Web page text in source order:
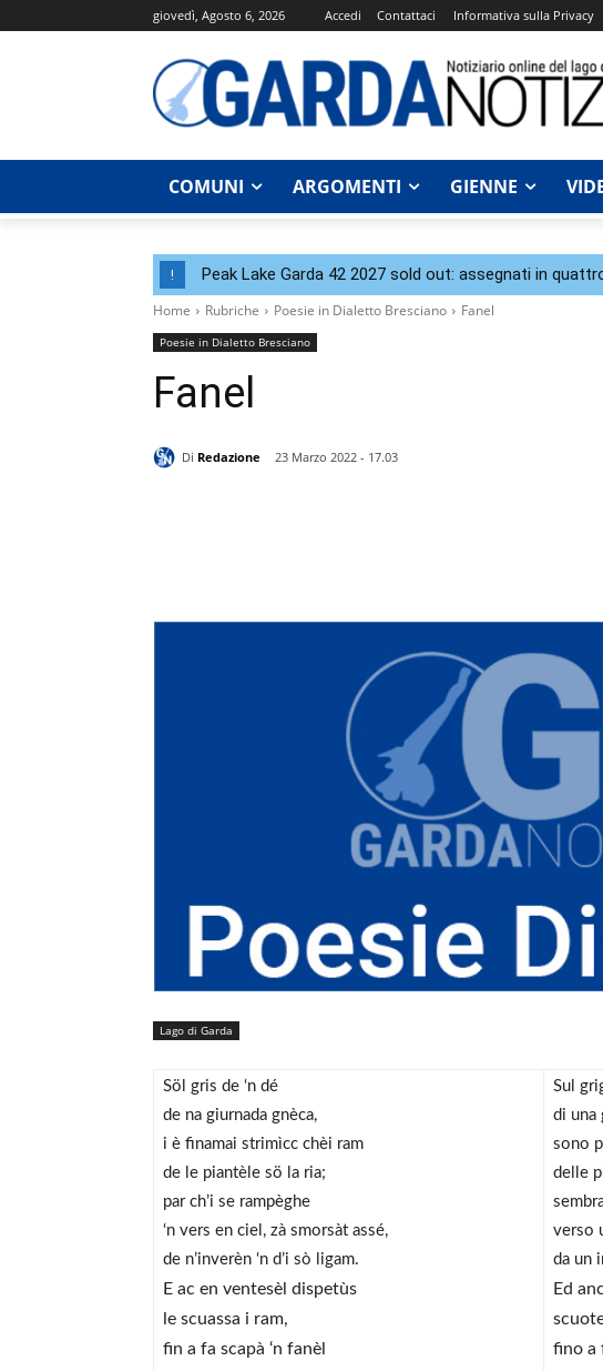
giovedì, Agosto 6, 2026 Accedi Contattaci Informativa sulla Privacy
COMUNI ARGOMENTI GIENNE
! Peak Lake Garda 42 2027 sold out: assegnati in
Home Rubriche Poesie in Dialetto Bresciano Fanel
Poesie in Dialetto Bresciano
Fanel
Di Redazione
23 Marzo 2022 - 17.03
Lago di Garda
Söl gris de ‘n dé
de na giurnada gnèca,
i è finamai strimìcc chèi ram
de le piantèle sö la ria;
par ch’i se rampèghe
‘n vers en ciel, zà smorsàt assé,
de n’inverèn ‘n d’i sò ligam.
E ac en ventesèl dispetùs
le scuassa i ram,
fin a fa scapà ‘n fanèl
Sul
di una
sono
delle
verso
da un
Ed
fino a